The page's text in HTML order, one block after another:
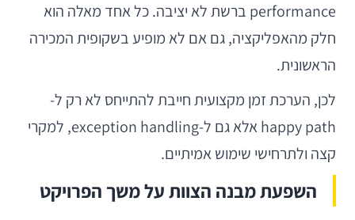
performance ברשת לא יציבה. כל אחד מאלה הוא
חלק מהאפליקציה, גם אם לא מופיע בשקופית המכירה
הראשונית.
לכן, הערכת זמן מקצועית חייבת להתייחס לא רק ל-
happy path אלא גם ל-exception handling, למקרי
קצה ולתרחישי שימוש אמיתיים.
השפעת מבנה הצוות על משך הפרויקט